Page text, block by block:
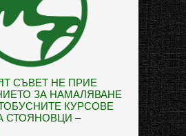
СЪВЕТ НЕ ПРИЕ
ЗА НАМАЛЯВАНЕ
КУРСОВЕ
СТОЯНОВЦИ –